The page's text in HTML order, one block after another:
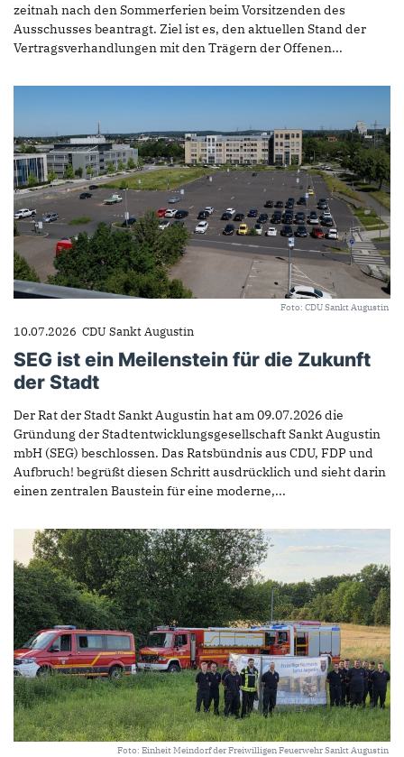
zeitnah nach den Sommerferien beim Vorsitzenden des
Ausschusses beantragt. Ziel ist es, den aktuellen Stand der
Vertragsverhandlungen mit den Trägern der Offenen...
Foto: CDU Sankt Augustin
10.07.2026 CDU Sankt Augustin
SEG ist ein Meilenstein für die Zukunft
der Stadt
Der Rat der Stadt Sankt Augustin hat am 09.07.2026 die
Gründung der Stadtentwicklungsgesellschaft Sankt Augustin
mbH (SEG) beschlossen. Das Ratsbündnis aus CDU, FDP und
Aufbruch! begrüßt diesen Schritt ausdrücklich und sieht darin
einen zentralen Baustein für eine moderne,...
Foto: Einheit Meindorf der Freiwilligen Feuerwehr Sankt Augustin